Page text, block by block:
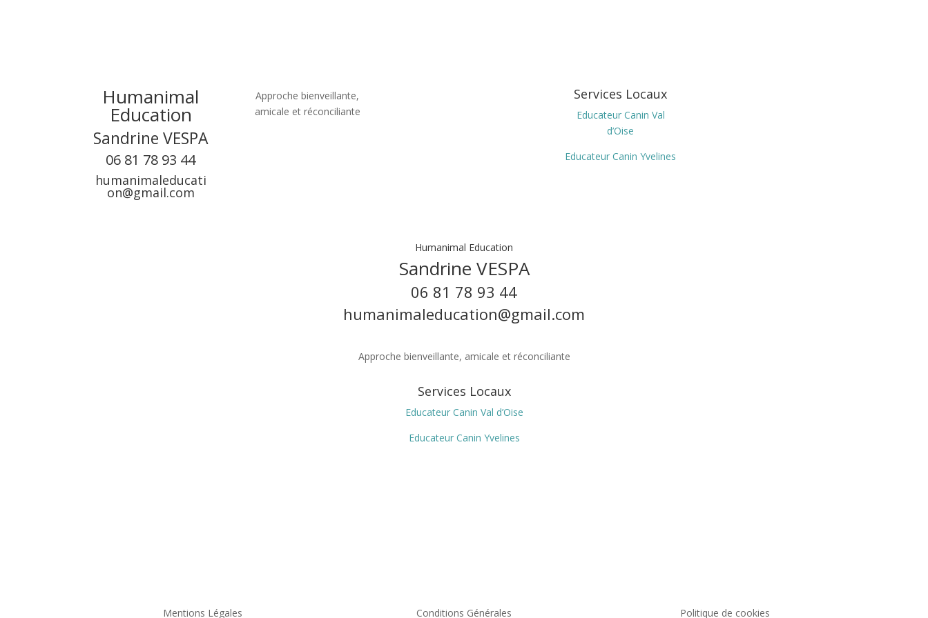
Humanimal
Education
Sandrine VESPA
06 81 78 93 44‬
humanimaleducati
on@gmail.com
Approche bienveillante,
amicale et réconciliante
Services Locaux
Educateur Canin Val
d’Oise
Educateur Canin Yvelines
Humanimal Education
Sandrine VESPA
06 81 78 93 44
humanimaleducation@gmail.com
Approche bienveillante, amicale et réconciliante
Services Locaux
Educateur Canin Val d’Oise
Educateur Canin Yvelines
Mentions Légales Conditions Générales Politique de cookies